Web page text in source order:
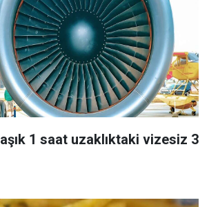
1 saat uzaklıktaki vizesiz 3